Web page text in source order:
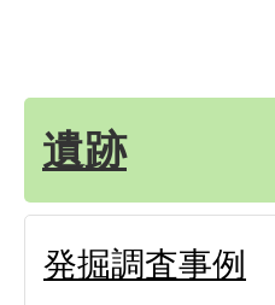
遺跡
発掘調査事例